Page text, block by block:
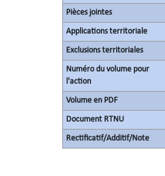
Pièces jointes
Applications territoriale
Exclusions territoriales
Numéro du volume pour
l'action
Volume en PDF
Document RTNU
Rectificatif/Additif/Note